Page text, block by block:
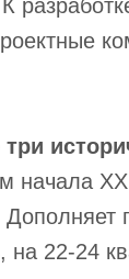
начала
Дополняет
, на 22-24